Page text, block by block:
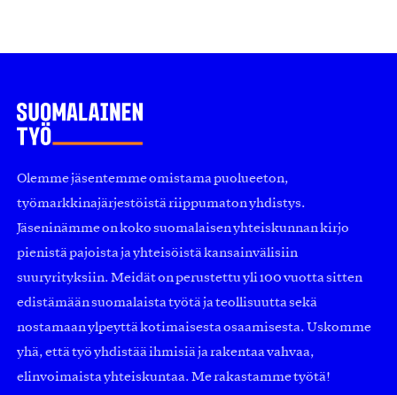
Olemme jäsentemme omistama puolueeton,
työmarkkinajärjestöistä riippumaton yhdistys.
Jäseninämme on koko suomalaisen yhteiskunnan kirjo
pienistä pajoista ja yhteisöistä kansainvälisiin
suuryrityksiin. Meidät on perustettu yli 100 vuotta sitten
edistämään suomalaista työtä ja teollisuutta sekä
nostamaan ylpeyttä kotimaisesta osaamisesta. Uskomme
yhä, että työ yhdistää ihmisiä ja rakentaa vahvaa,
elinvoimaista yhteiskuntaa. Me rakastamme työtä!